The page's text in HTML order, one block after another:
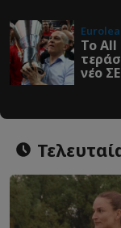
Το All
νέο